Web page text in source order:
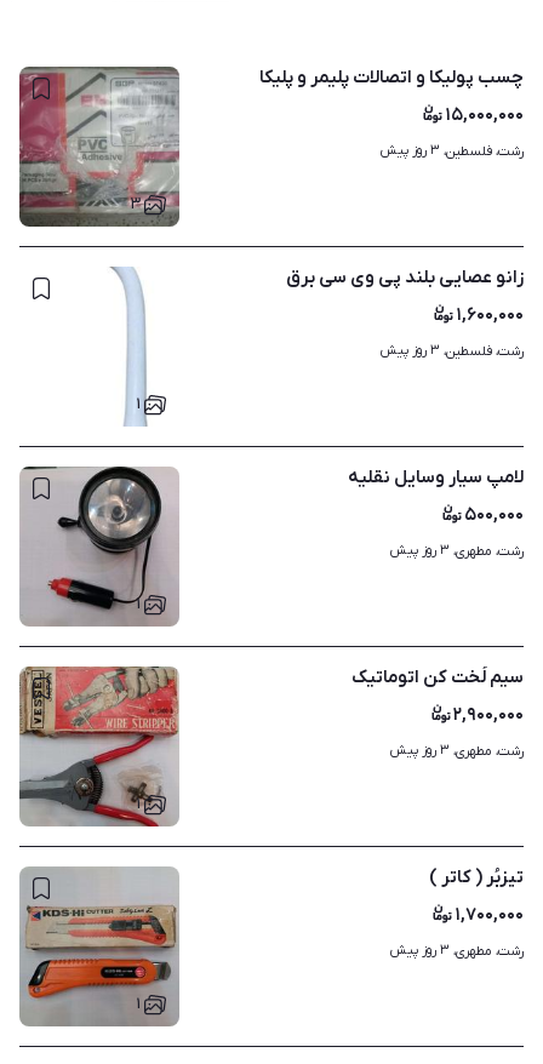
۳
چسب پولیکا و اتصالات پلیمر و پلیکا
۱۵,۰۰۰,۰۰۰
رشت، فلسطین، ۳ روز پیش
۱
زانو عصایی بلند پی وی سی برق
۱,۶۰۰,۰۰۰
رشت، فلسطین، ۳ روز پیش
۱
لامپ سیار وسایل نقلیه
۵۰۰,۰۰۰
رشت، مطهری، ۳ روز پیش
۱
سیم لُخت کن اتوماتیک
۲,۹۰۰,۰۰۰
رشت، مطهری، ۳ روز پیش
۱
تیزبُر ( کاتر )
۱,۷۰۰,۰۰۰
رشت، مطهری، ۳ روز پیش